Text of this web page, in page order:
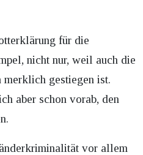
für die
nicht nur, weil auch die
gestiegen ist.
aber schon vorab, den
vor allem